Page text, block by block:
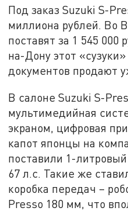
Под заказ Suzuki S-
миллиона рублей. Во
поставят за 1 545 000
на-Дону этот
документов продают
В салоне Suzuki S-
мультимедийная
экраном, цифровая
капот японцы на
поставили 1-
67 л.с. Такие же
коробка передач –
Presso 180 мм, что